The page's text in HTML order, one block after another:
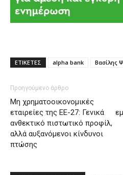
ΕΤΙΚΕΤΕΣ alpha bank Βασίλης
Προηγούμενο άρθρο
Μη χρηματοοικονομικές
εταιρείες της ΕΕ-27: Γενικά
ανθεκτικό πιστωτικό προφίλ,
αλλά αυξανόμενοι κίνδυνοι
πτώσης